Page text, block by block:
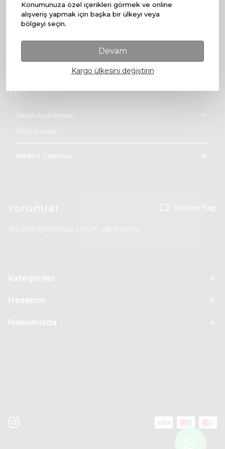
Konumunuza özel içerikleri görmek ve online
alışveriş yapmak için başka bir ülkeyi veya
bölgeyi seçin.
Devam
Kargo ülkesini değiştirin
Stoğa Gelince Haber Ver
Ücretsiz Kargo
Ürün Açıklaması
%100 Pamuk
Beden Tablosu
Yorumlar Yorum Yap
Bu ürün için henüz yorum yapılmamış.
Kategoriler
Hesabım
Hakkımızda